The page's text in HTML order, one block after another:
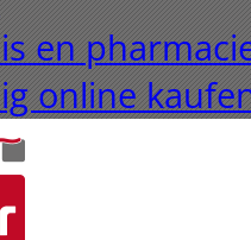
en
online